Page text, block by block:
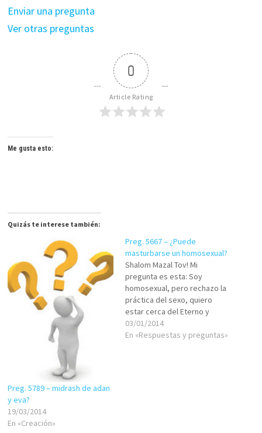
Enviar una pregunta
Ver otras preguntas
0
Article Rating
Me gusta esto:
Quizás te interese también:
Preg. 5789 – midrash de adan
y eva?
19/03/2014
En «Creación»
Preg. 5667 – ¿Puede
masturbarse un homosexual?
Shalom Mazal Tov! Mi
pregunta es esta: Soy
homosexual, pero rechazo la
práctica del sexo, quiero
estar cerca del Eterno y
evitar el contacto físico con
hombres, aun así tengo
03/01/2014
En «Respuestas y preguntas»